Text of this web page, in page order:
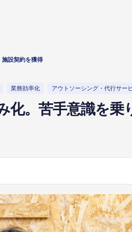
施設契約を獲得
業務効率化 アウトソーシング・代行サー
化。苦手意識を